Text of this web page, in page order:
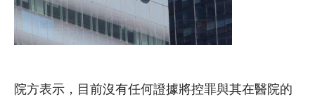
院方表示，目前沒有任何證據將控罪與其在醫院的